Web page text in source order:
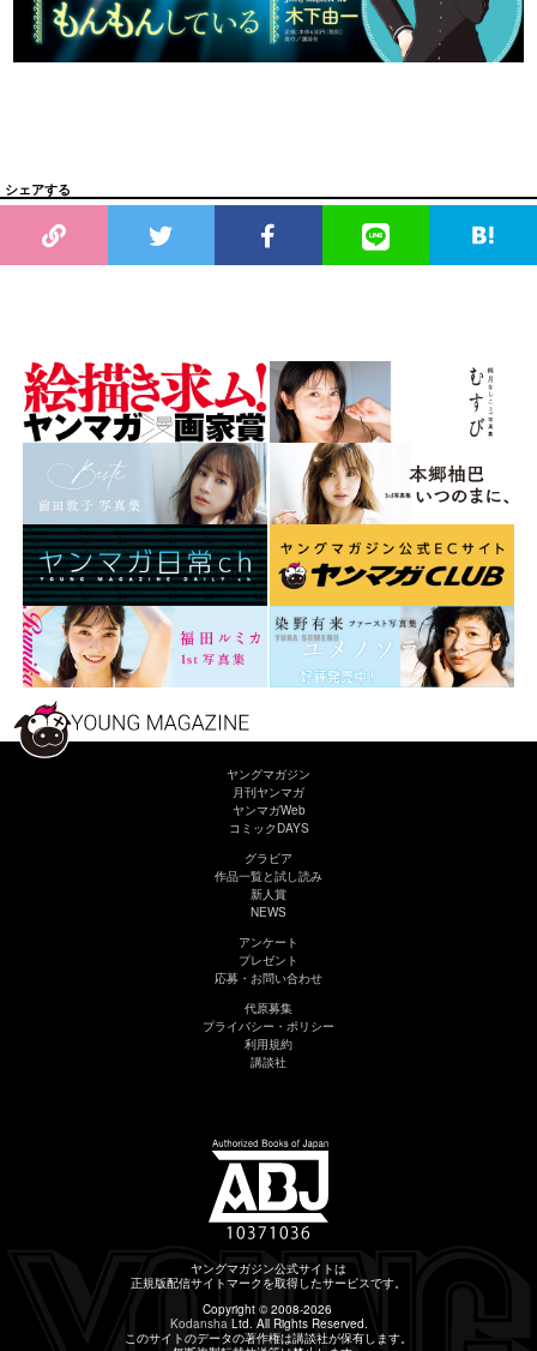
シェアする
ヤングマガジン
月刊ヤンマガ
ヤンマガWeb
コミックDAYS
グラビア
作品一覧と試し読み
新人賞
NEWS
アンケート
プレゼント
応募・お問い合わせ
代原募集
プライバシー・ポリシー
利用規約
講談社
ヤングマガジン公式サイトは
正規版配信サイトマークを取得したサービスです。
Copyright © 2008-2026
Kodansha Ltd. All Rights Reserved.
このサイトのデータの著作権は講談社が保有します。